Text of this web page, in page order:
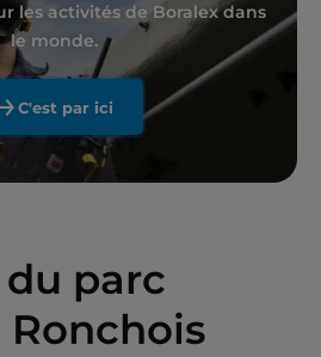
les activités de Boralex dans
le monde.
C'est par ici
parc